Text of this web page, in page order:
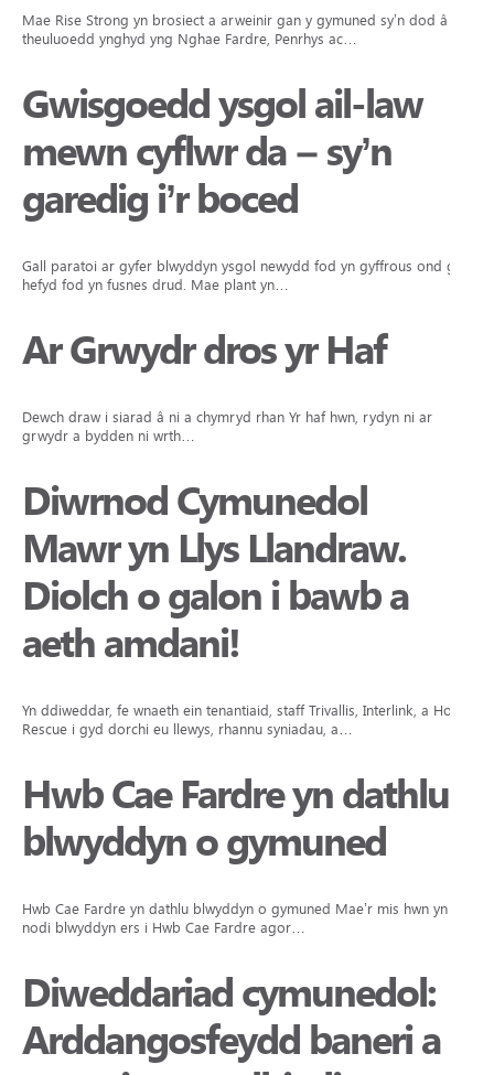
Mae Rise Strong yn brosiect a arweinir gan y gymuned sy’n dod â
theuluoedd ynghyd yng Nghae Fardre, Penrhys ac…
Gwisgoedd ysgol ail-law
mewn cyflwr da – sy’n
garedig i’r boced
Gall paratoi ar gyfer blwyddyn ysgol newydd fod yn gyffrous ond gall
hefyd fod yn fusnes drud. Mae plant yn…
Ar Grwydr dros yr Haf
Dewch draw i siarad â ni a chymryd rhan Yr haf hwn, rydyn ni ar
grwydr a bydden ni wrth…
Diwrnod Cymunedol
Mawr yn Llys Llandraw.
Diolch o galon i bawb a
aeth amdani!
Yn ddiweddar, fe wnaeth ein tenantiaid, staff Trivallis, Interlink, a Hope
Rescue i gyd dorchi eu llewys, rhannu syniadau, a…
Hwb Cae Fardre yn dathlu
blwyddyn o gymuned
Hwb Cae Fardre yn dathlu blwyddyn o gymuned Mae’r mis hwn yn
nodi blwyddyn ers i Hwb Cae Fardre agor…
Diweddariad cymunedol:
Arddangosfeydd baneri a